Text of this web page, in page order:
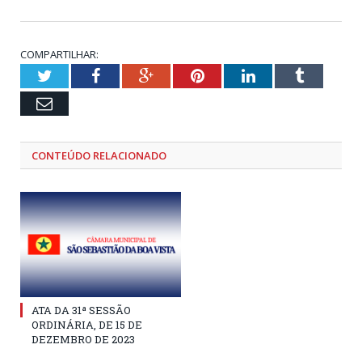
COMPARTILHAR:
TwitterFacebookGoogle+PinterestLinkedInTumblr
Email
CONTEÚDO RELACIONADO
ATA DA 31ª SESSÃO
ORDINÁRIA, DE 15 DE
DEZEMBRO DE 2023